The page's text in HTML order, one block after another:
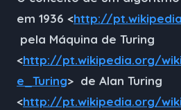
em 1936 <http://
pela Máquina de Turing
<http://pt.wikipedia.org/
e_Turing> de Alan Turing
<http://pt.wikipedia.org/